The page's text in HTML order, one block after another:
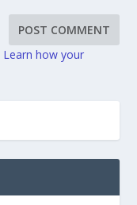
Learn how your